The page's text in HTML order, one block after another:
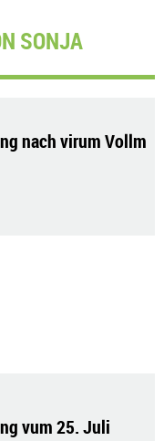
SONJA
nach virum Vollm
vum 25. Juli